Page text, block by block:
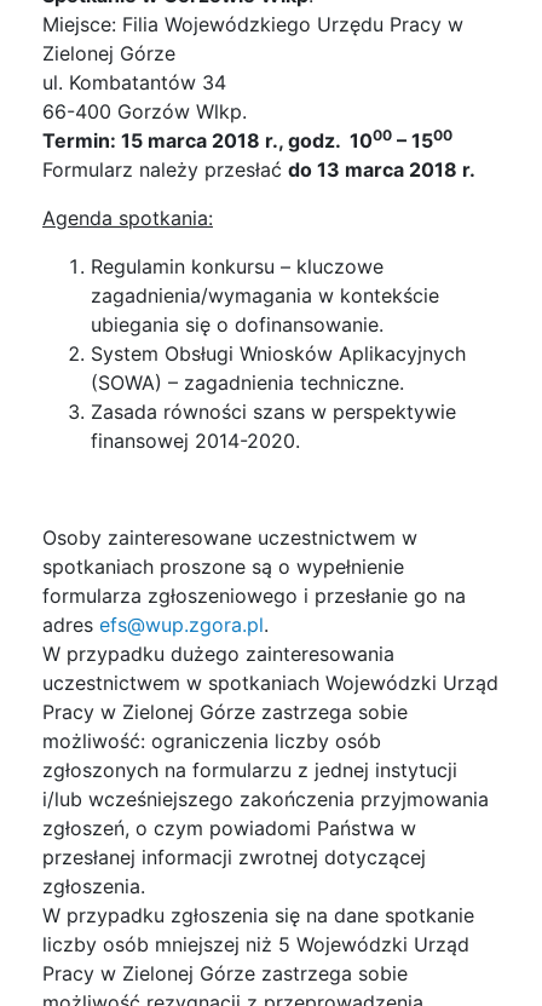
Miejsce: Filia Wojewódzkiego Urzędu Pracy w
Zielonej Górze
ul. Kombatantów 34
66-400 Gorzów Wlkp.
Termin: 15 marca 2018 r., godz. 1000 – 1500
Formularz należy przesłać do 13 marca 2018 r.
Agenda spotkania:
Regulamin konkursu – kluczowe
zagadnienia/wymagania w kontekście
ubiegania się o dofinansowanie.
System Obsługi Wniosków Aplikacyjnych
(SOWA) – zagadnienia techniczne.
Zasada równości szans w perspektywie
finansowej 2014-2020.
Osoby zainteresowane uczestnictwem w
spotkaniach proszone są o wypełnienie
formularza zgłoszeniowego i przesłanie go na
adres efs@wup.zgora.pl.
W przypadku dużego zainteresowania
uczestnictwem w spotkaniach Wojewódzki Urząd
Pracy w Zielonej Górze zastrzega sobie
możliwość: ograniczenia liczby osób
zgłoszonych na formularzu z jednej instytucji
i/lub wcześniejszego zakończenia przyjmowania
zgłoszeń, o czym powiadomi Państwa w
przesłanej informacji zwrotnej dotyczącej
zgłoszenia.
W przypadku zgłoszenia się na dane spotkanie
liczby osób mniejszej niż 5 Wojewódzki Urząd
Pracy w Zielonej Górze zastrzega sobie